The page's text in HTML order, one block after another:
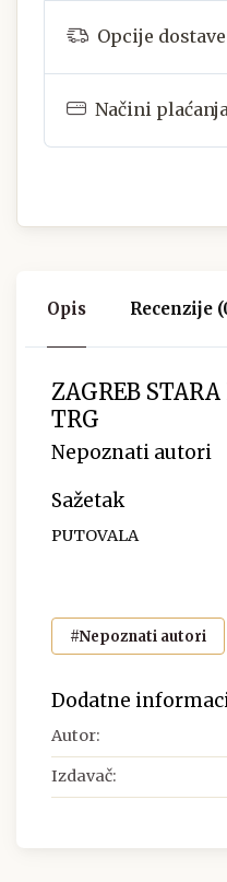
Opcije dostave
Načini
Opis Recenzije
ZAGREB
TRG
Nepoznati autori
Sažetak
PUTOVALA
#Nepoznati autori
Dodatne
Autor:
Izdavač: